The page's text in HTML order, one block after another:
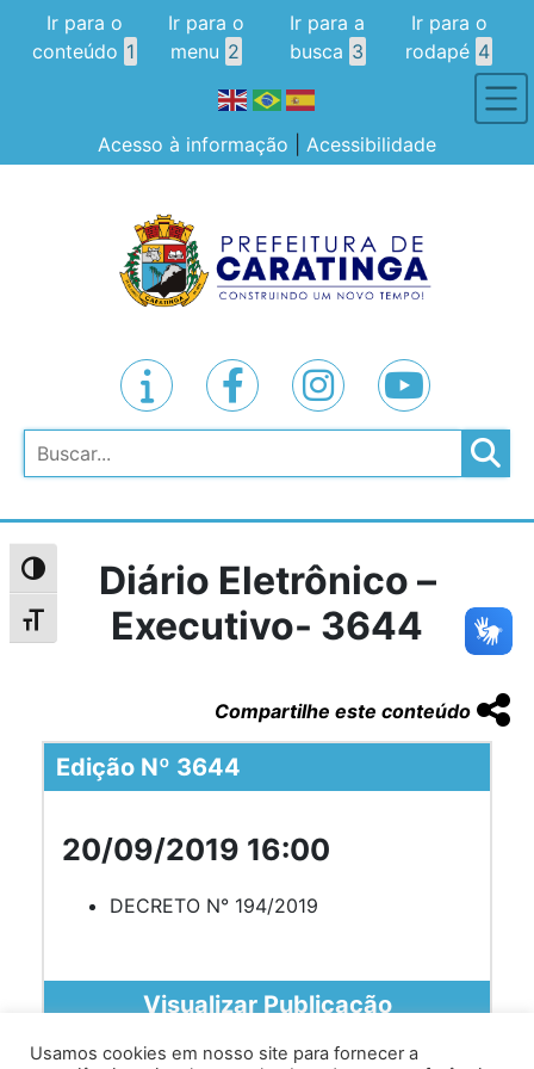
Alternar alto contraste
Alternar tamanho da fonte
Ir para o
conteúdo 1
Ir para o
menu 2
Ir para a
busca 3
Ir para o
rodapé 4
Acesso à informação Acessibilidade
Pesquisar
Diário Eletrônico –
Executivo- 3644
Compartilhe este conteúdo
Edição Nº 3644
20/09/2019 16:00
DECRETO N° 194/2019
Visualizar Publicação
Usamos cookies em nosso site para fornecer a